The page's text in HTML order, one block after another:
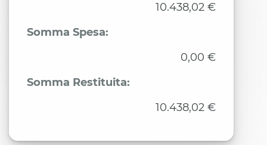
10.438,02 €
Somma Spesa:
0,00 €
Somma Restituita:
10.438,02 €